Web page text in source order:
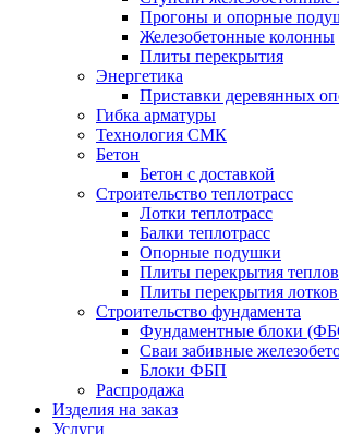
Прогоны и опорные
Железобетонные колонны
Плиты перекрытия
Энергетика
Приставки деревянных
Гибка арматуры
Технология СМК
Бетон
Бетон с доставкой
Строительство теплотрасс
Лотки теплотрасс
Балки теплотрасс
Опорные подушки
Плиты перекрытия
Плиты перекрытия лотков
Строительство фундамента
Фундаментные блоки
Сваи забивные
Блоки ФБП
Распродажа
Изделия на заказ
Услуги